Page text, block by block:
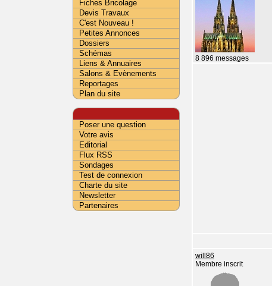
8 896 messages
will86
Membre inscrit
Fiches Bricolage
Devis Travaux
C'est Nouveau !
Petites Annonces
Dossiers
Schémas
Liens & Annuaires
Salons & Evènements
Reportages
Plan du site
Poser une question
Votre avis
Editorial
Flux RSS
Sondages
Test de connexion
Charte du site
Newsletter
Partenaires